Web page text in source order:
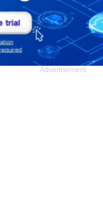
Advertisement